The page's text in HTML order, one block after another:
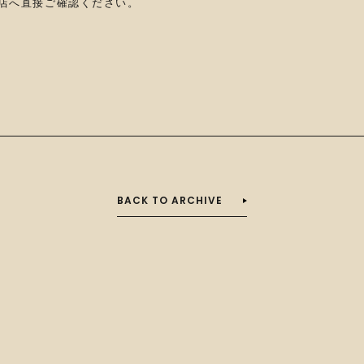
へ直接ご確認ください。
BACK TO ARCHIVE